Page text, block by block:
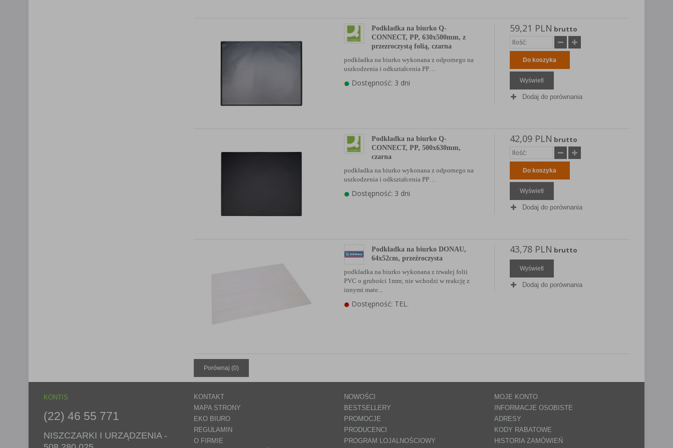
Podkładka na biurko Q-
CONNECT, PP, 630x500mm, z
przezroczystą folią, czarna
podkładka na biurko wykonana z odpornego na
uszkodzenia i odkształcenia PP…
Dostępność: 3 dni
59,21 PLN brutto
Do koszyka
Wyświetl
Dodaj do porównania
Podkładka na biurko Q-
CONNECT, PP, 500x630mm,
czarna
podkładka na biurko wykonana z odpornego na
uszkodzenia i odkształcenia PP…
Dostępność: 3 dni
42,09 PLN brutto
Do koszyka
Wyświetl
Dodaj do porównania
Podkładka na biurko DONAU,
64x52cm, przeźroczysta
podkładka na biurko wykonana z trwałej folii
PVC o grubości 1mm; nie wchodzi w reakcję z
innymi mate...
Dostępność: TEL.
43,78 PLN brutto
Wyświetl
Dodaj do porównania
Porównaj (0)
KONTIS
(22) 46 55 771
NISZCZARKI I URZĄDZENIA -
KONTAKT
MAPA STRONY
EKO BIURO
REGULAMIN
O FIRMIE
NOWOŚCI
BESTSELLERY
PROMOCJE
PRODUCENCI
PROGRAM LOJALNOŚCIOWY
MOJE KONTO
INFORMACJE OSOBISTE
ADRESY
KODY RABATOWE
HISTORIA ZAMÓWIEŃ